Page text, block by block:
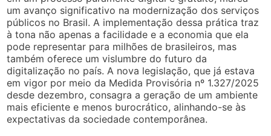
um avanço significativo na modernização dos serviços
públicos no Brasil. A implementação dessa prática traz
à tona não apenas a facilidade e a economia que ela
pode representar para milhões de brasileiros, mas
também oferece um vislumbre do futuro da
digitalização no país. A nova legislação, que já estava
em vigor por meio da Medida Provisória nº 1.327/2025
desde dezembro, consagra a geração de um ambiente
mais eficiente e menos burocrático, alinhando-se às
expectativas da sociedade contemporânea.